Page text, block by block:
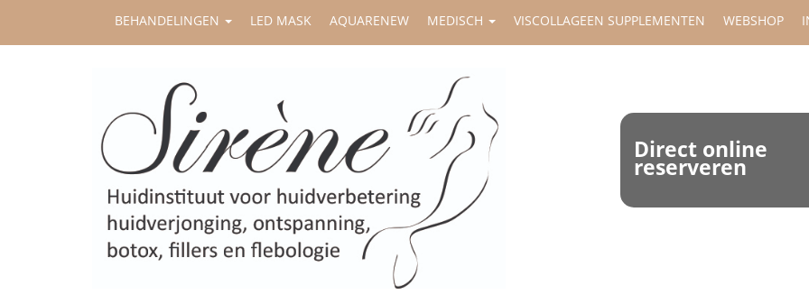
BEHANDELINGEN LED MASK AQUARENEW MEDISCH VISCOLLAGEEN SUPPLEMENTEN WEBSHOP
Direct online
reserveren